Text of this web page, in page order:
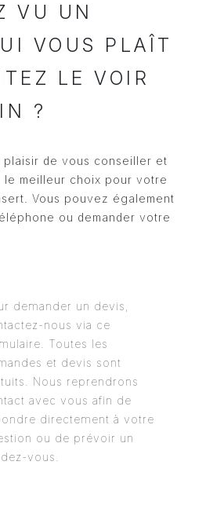
VU UN
VOUS PLAÎT
LE VOIR
?
plaisir de vous conseiller et
le meilleur choix pour votre
Vous pouvez également
ou demander votre
demander un devis,
nous via ce
Toutes les
et devis sont
Nous reprendrons
avec vous afin de
directement à votre
ou de prévoir un
vous.